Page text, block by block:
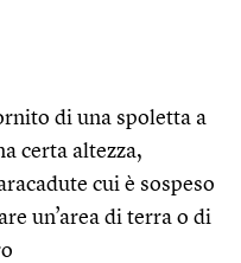
di una spoletta a
certa altezza,
cui è sospeso
un’area di terra o di